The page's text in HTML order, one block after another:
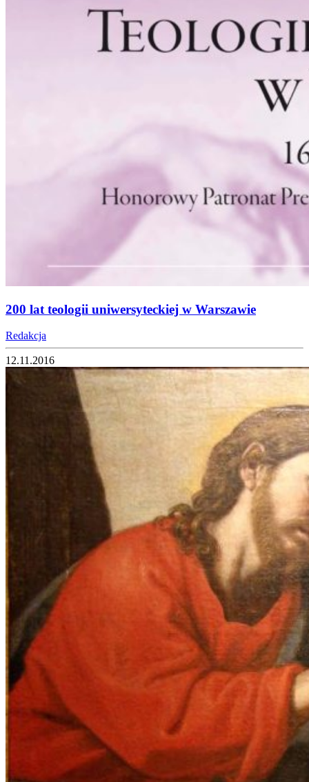
200 lat teologii uniwersyteckiej w Warszawie
Redakcja
12.11.2016